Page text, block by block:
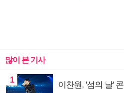
많이 본 기사
1
이찬원, '섬의 날'